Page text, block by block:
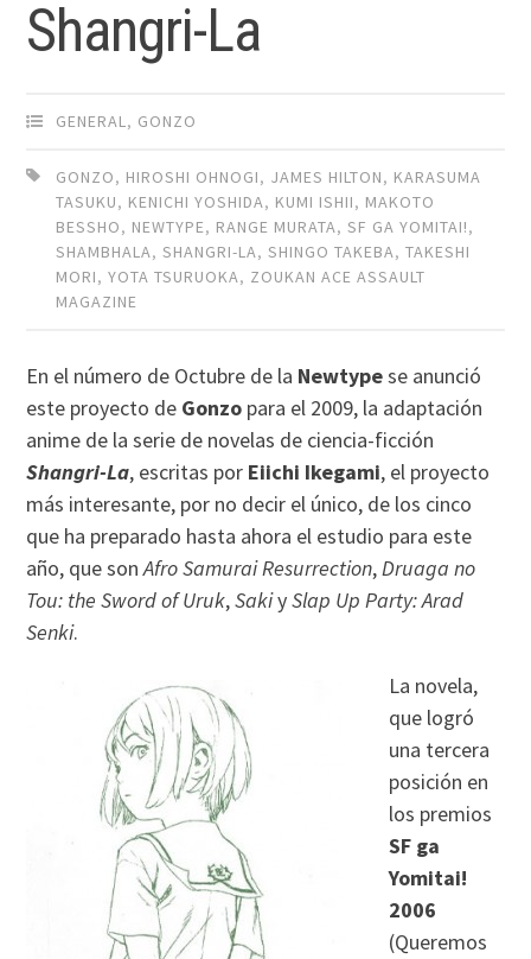
Shangri-La
GENERAL, GONZO
GONZO, HIROSHI OHNOGI, JAMES HILTON, KARASUMA
TASUKU, KENICHI YOSHIDA, KUMI ISHII, MAKOTO
BESSHO, NEWTYPE, RANGE MURATA,SF GA YOMITAI!,
SHAMBHALA,SHANGRI-LA,SHINGO TAKEBA,TAKESHI
MORI,YOTA TSURUOKA, ZOUKAN ACE ASSAULT
MAGAZINE
En el número de Octubre de la Newtypese anunció
este proyecto de Gonzo para el 2009, la adaptación
anime de la serie de novelas de ciencia-ficción
Shangri-La, escritas por Eiichi Ikegami, el proyecto
más interesante, por no decir el único, de los cinco
que ha preparado hasta ahora el estudio para este
año, que sonAfro Samurai Resurrection,Druaga no
Tou: the Sword of Uruk,SakiySlap Up Party: Arad
Senki.
La novela,
que logró
una tercera
posición en
los premios
SF ga
Yomitai!
2006
(Queremos